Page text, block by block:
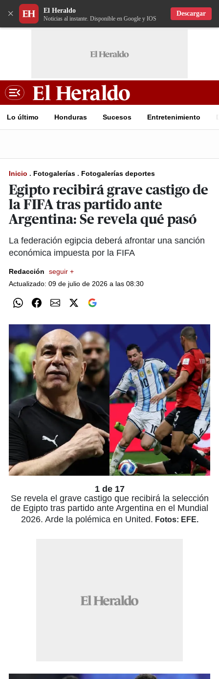
× El Heraldo
Noticias al instante. Disponible en Google y IOS
Descargar
Lo último Honduras Sucesos Entretenimiento
Inicio . Fotogalerías . Fotogalerías deportes
Egipto recibirá grave castigo de
la FIFA tras partido ante
Argentina: Se revela qué pasó
La federación egipcia deberá afrontar una sanción
económica impuesta por la FIFA
Redacción
seguir +
Actualizado: 09 de julio de 2026 a las 08:30
1 de 17
Se revela el grave castigo que recibirá la selección
de Egipto tras partido ante Argentina en el Mundial
2026. Arde la polémica en United. Fotos: EFE.